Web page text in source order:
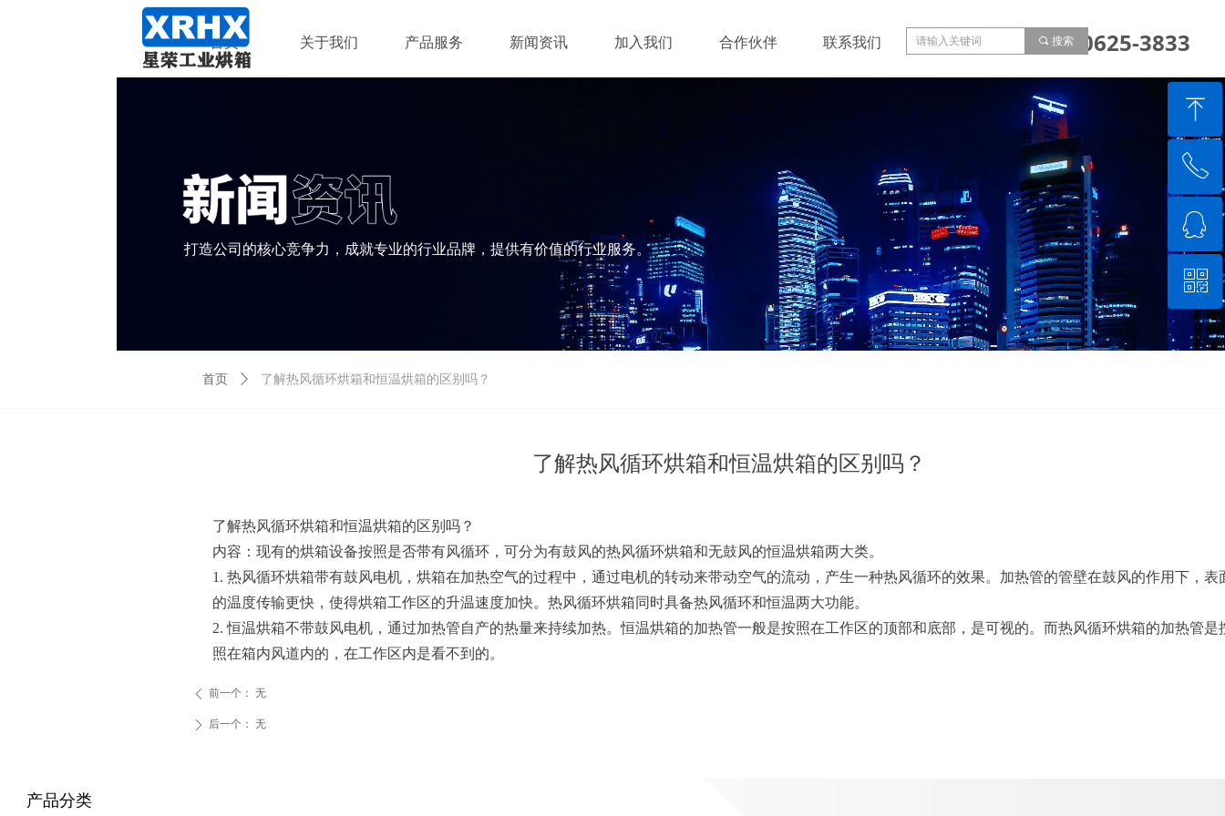
首页 关于我们 产品服务 新闻资讯 加入我们 合作伙伴 联系我们 153-0625-3833
끠 搜索
了解热风循环烘箱和恒温烘箱的区别吗？
了解热风循环烘箱和恒温烘箱的区别吗？
内容：现有的烘箱设备按照是否带有风循环，可分为有鼓风的热风循环烘箱和无鼓风的恒温烘箱两大类。
1. 热风循环烘箱带有鼓风电机，烘箱在加热空气的过程中，通过电机的转动来带动空气的流动，产生一种热风循环的效果。加热管的管壁在鼓风的作用下，表
的温度传输更快，使得烘箱工作区的升温速度加快。热风循环烘箱同时具备热风循环和恒温两大功能。
2. 恒温烘箱不带鼓风电机，通过加热管自产的热量来持续加热。恒温烘箱的加热管一般是按照在工作区的顶部和底部，是可视的。而热风循环烘箱的加热管是
照在箱内风道内的，在工作区内是看不到的。
打造公司的核心竞争力，成就专业的行业品牌，提供有价值的行业服务。
首页 ꄲ 了解热风循环烘箱和恒温烘箱的区别吗？
ꄴ 前一个： 无
ꄲ 后一个： 无
产品分类
ꁸ
回到顶部
ꂅ
ꁗ
QQ客服
ꀥ
微信二维码